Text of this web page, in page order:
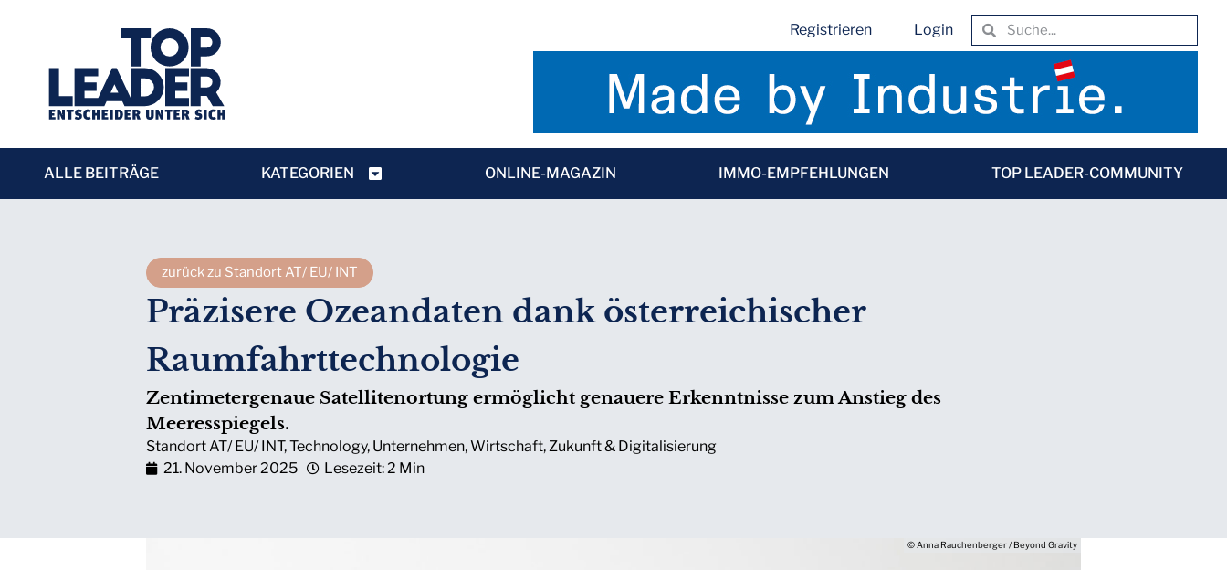
Registrieren Login
ALLE BEITRÄGE KATEGORIEN ONLINE-MAGAZIN IMMO-EMPFEHLUNGEN TOP LEADER-COMMUNITY
zurück zu Standort AT/ EU/ INT
Präzisere Ozeandaten dank österreichischer
Raumfahrttechnologie
Zentimetergenaue Satellitenortung ermöglicht genauere Erkenntnisse zum Anstieg des
Meeresspiegels.
Standort AT/ EU/ INT,Technology, Unternehmen,Wirtschaft,Zukunft & Digitalisierung
21. November 2025
Lesezeit: 2 Min
© Anna Rauchenberger / Beyond Gravity